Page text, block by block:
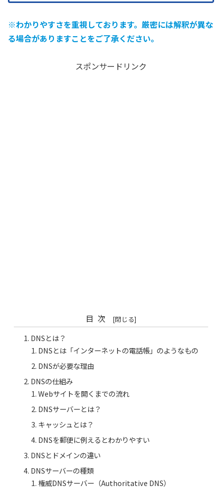
※わかりやすさを重視しております。厳密には解釈が異な
る場合がありますことをご了承ください。
スポンサードリンク
目次
DNSとは？
DNSとは「インターネットの電話帳」のようなもの
DNSが必要な理由
DNSの仕組み
Webサイトを開くまでの流れ
DNSサーバーとは？
キャッシュとは？
DNSを郵便に例えるとわかりやすい
DNSとドメインの違い
DNSサーバーの種類
権威DNSサーバー（Authoritative DNS）